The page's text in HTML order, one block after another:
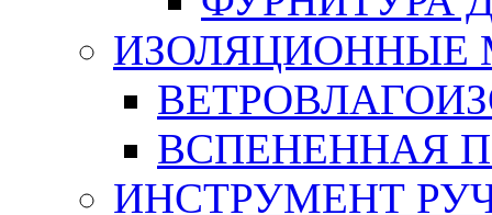
ИЗОЛЯЦИОННЫЕ
ВСПЕНЕННАЯ
ИНСТРУМЕНТ